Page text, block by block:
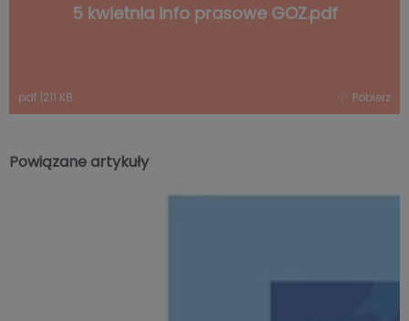
5 kwietnia info prasowe GOZ.pdf
pdf |211 KB Pobierz
Powiązane artykuły